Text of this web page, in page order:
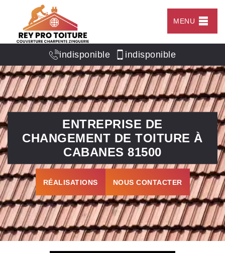
MENU
indisponible indisponible
ENTREPRISE DE
CHANGEMENT DE TOITURE À
CABANES 81500
RÉALISATIONS NOUS CONTACTER